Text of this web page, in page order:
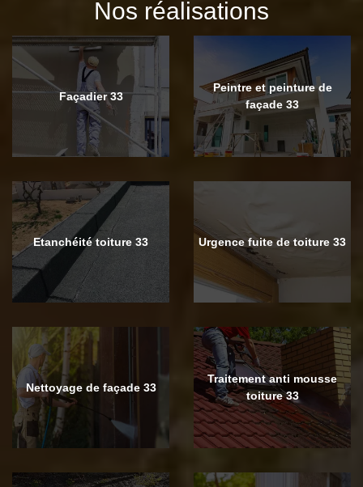
Nos réalisations
Façadier 33
Peintre et peinture de
façade 33
Etanchéité toiture 33 Urgence fuite de toiture 33
Nettoyage de façade 33
Traitement anti mousse
toiture 33